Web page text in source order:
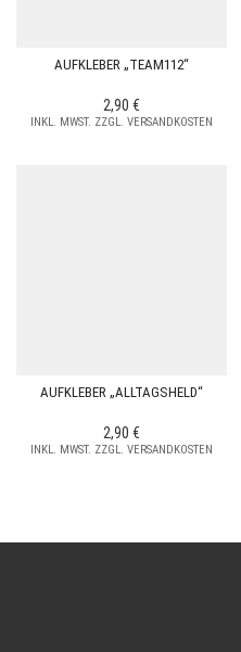
AUFKLEBER „TEAM112“
2,90 €
INKL. MWST. ZZGL. VERSANDKOSTEN
AUFKLEBER „ALLTAGSHELD“
2,90 €
INKL. MWST. ZZGL. VERSANDKOSTEN